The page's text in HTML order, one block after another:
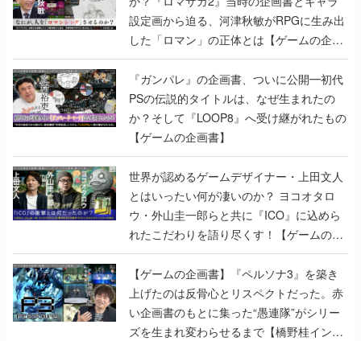
設定画から迫る、河津秋敏がRPGに生み出
した「ロマン」の正体とは【ゲームの企画
書】
『ガンパレ』の企画書、ついに公開━初代
PSの伝説的タイトルは、なぜ生まれたの
か？そして『LOOP8』へ受け継がれたもの
【ゲームの企画書】
世界が認めるゲームデザイナー・上田文人
とはいったい何が凄いのか？ ヨコオタロ
ウ・外山圭一郎らと共に『ICO』に込めら
れたこだわりを語り尽くす！【ゲームの企
画書】
【ゲームの企画書】『ペルソナ3』を築き
上げたのは反骨心とリスペクトだった。赤
い企画書のもとに集った“愚連隊”がシリー
ズを生まれ変わらせるまで【橋野桂インタ